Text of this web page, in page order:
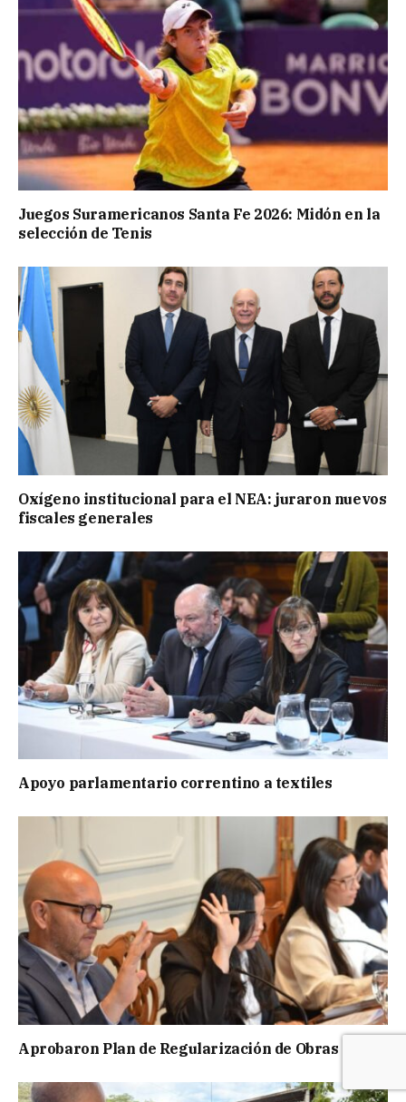
Juegos Suramericanos Santa Fe 2026: Midón en la
selección de Tenis
Oxígeno institucional para el NEA: juraron nuevos
fiscales generales
Apoyo parlamentario correntino a textiles
Aprobaron Plan de Regularización de Obras